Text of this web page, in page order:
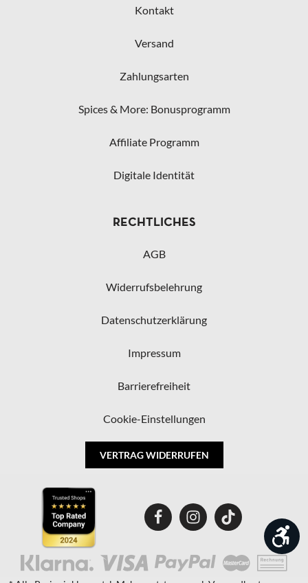
Kontakt
Versand
Zahlungsarten
Spices & More: Bonusprogramm
Affiliate Programm
Digitale Identität
RECHTLICHES
AGB
Widerrufsbelehrung
Datenschutzerklärung
Impressum
Barrierefreiheit
Cookie-Einstellungen
VERTRAG WIDERRUFEN